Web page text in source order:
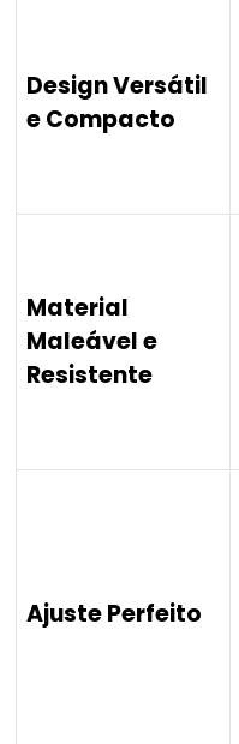
Design Versátil
e Compacto
Material
Maleável e
Resistente
Ajuste Perfeito